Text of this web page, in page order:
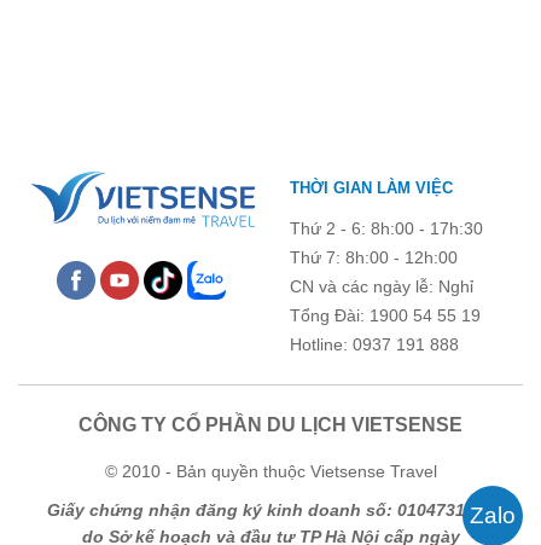
THỜI GIAN LÀM VIỆC
Thứ 2 - 6: 8h:00 - 17h:30
Thứ 7: 8h:00 - 12h:00
CN và các ngày lễ: Nghỉ
Tổng Đài: 1900 54 55 19
Hotline: 0937 191 888
CÔNG TY CỔ PHẦN DU LỊCH VIETSENSE
© 2010 - Bản quyền thuộc Vietsense Travel
Giấy chứng nhận đăng ký kinh doanh số: 0104731205
do Sở kế hoạch và đầu tư TP Hà Nội cấp ngày